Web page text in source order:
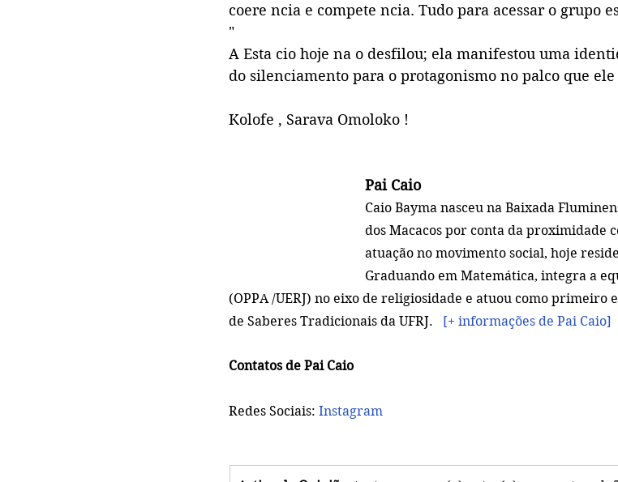
coere ncia e compete ncia. Tudo para acessar o grupo
"
A Esta cio hoje na o desfilou; ela manifestou uma
do silenciamento para o protagonismo no palco que
Kolofe , Sarava Omoloko !
Pai Caio
Caio Bayma nasceu na Baixada
dos Macacos por conta da proximidade
atuação no movimento social, hoje
Graduando em Matemática, integra a
(OPPA /UERJ) no eixo de religiosidade e atuou como primeiro
de Saberes Tradicionais da UFRJ.
[+ informações de Pai Caio]
Contatos de Pai Caio
Redes Sociais: Instagram